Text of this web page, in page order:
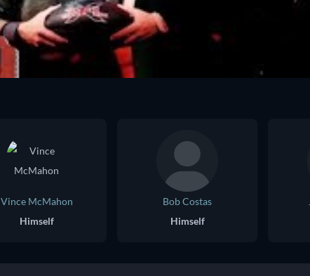
Vince McMahon
Himself
Bob Costas
Himself